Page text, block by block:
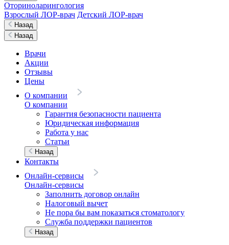
Оториноларингология
Взрослый ЛОР-врач Детский ЛОР-врач
Назад
Назад
Врачи
Акции
Отзывы
Цены
О компании
О компании
Гарантия безопасности пациента
Юридическая информация
Работа у нас
Статьи
Назад
Контакты
Онлайн-сервисы
Онлайн-сервисы
Заполнить договор онлайн
Налоговый вычет
Не пора бы вам показаться стоматологу
Служба поддержки пациентов
Назад